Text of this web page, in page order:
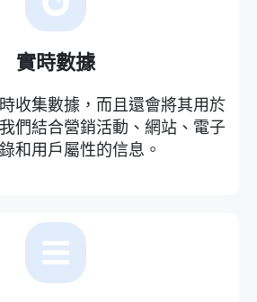
實時數據
收集數據，而且還會將其用於
們結合營銷活動、網站、電子
和用戶屬性的信息。